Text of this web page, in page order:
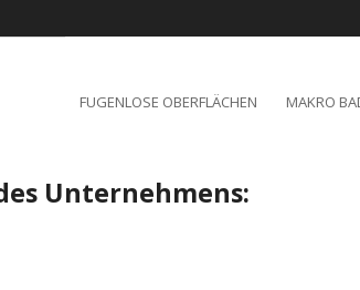
FUGENLOSE OBERFLÄCHEN MAKRO
Unternehmens: